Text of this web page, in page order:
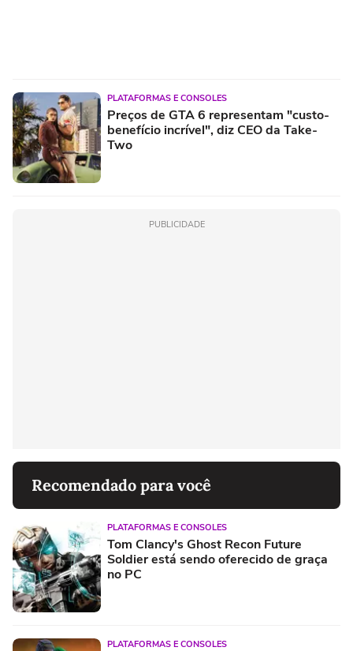
PLATAFORMAS E CONSOLES
Preços de GTA 6 representam "custo-
benefício incrível", diz CEO da Take-
Two
PUBLICIDADE
Recomendado para você
PLATAFORMAS E CONSOLES
Tom Clancy's Ghost Recon Future
Soldier está sendo oferecido de graça
no PC
PLATAFORMAS E CONSOLES